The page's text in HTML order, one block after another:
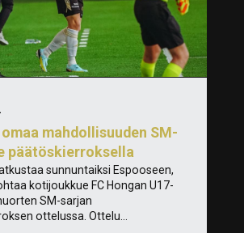
omaa mahdollisuuden SM-
päätöskierroksella
sunnuntaiksi Espooseen,
kotijoukkue FC Hongan U17-
SM-sarjan
ottelussa. Ottelu...